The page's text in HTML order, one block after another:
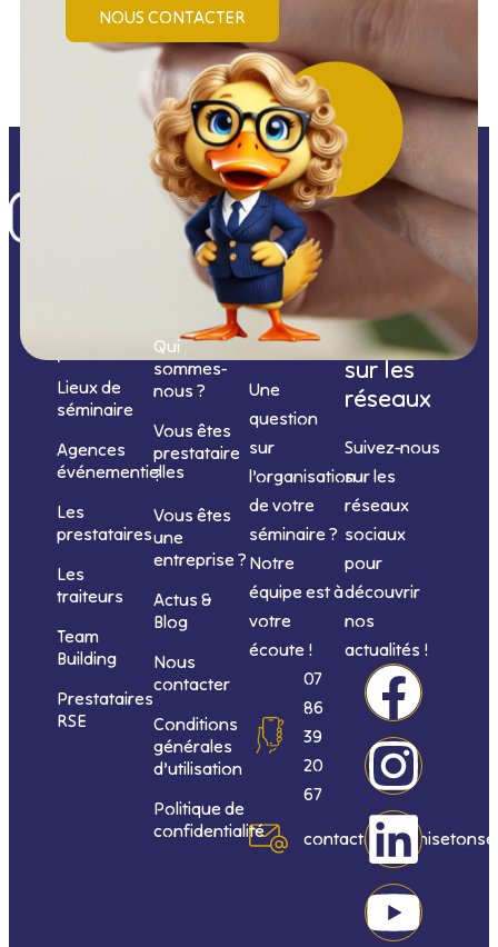
NOUS CONTACTER
prestations
Lieux de
séminaire
Agences
événementielles
Les
prestataires
Les
traiteurs
Team
Building
Prestataires
RSE
Informations
Qui
sommes-
nous ?
Vous êtes
prestataire
?
Vous êtes
une
entreprise ?
Actus &
Blog
Nous
contacter
Conditions
générales
d’utilisation
Politique de
confidentialité
Nous
contacter
Une
question
sur
l’organisation
de votre
séminaire ?
Notre
équipe est à
votre
écoute !
07
86
39
20
67
Nous
suivre
sur les
réseaux
Suivez-nous
sur les
réseaux
sociaux
pour
découvrir
nos
actualités !
F
a
c
e
b
I
n
s
t
a
L
i
n
k
e
Y
o
u
t
u